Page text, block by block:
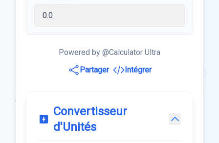
Powered by @Calculator Ultra
Partager
Intégrer
Convertisseur
d'Unités